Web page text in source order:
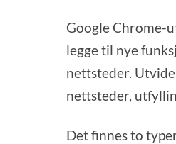
Google Chrome-
legge til nye
nettsteder.
nettsteder,
Det finnes to